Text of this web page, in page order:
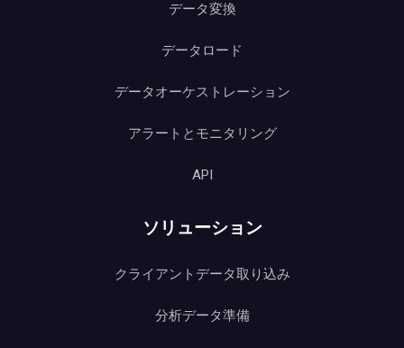
データ変換
データロード
データオーケストレーション
アラートとモニタリング
API
ソリューション
クライアントデータ取り込み
分析データ準備